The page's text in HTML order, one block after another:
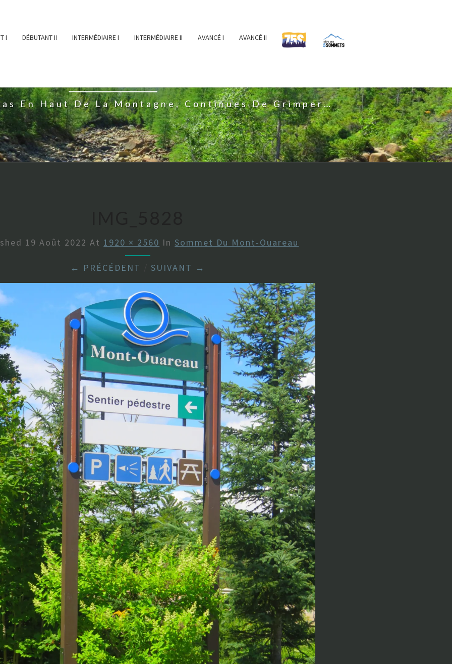
I DÉBUTANT II INTERMÉDIAIRE I INTERMÉDIAIRE II AVANCÉ I AVANCÉ II
En Haut De La Montagne, Continues De Grimper…
19 Août 2022 At 1920 × 2560 InSommet Du Mont-Ouareau
← PRÉCÉDENT SUIVANT →